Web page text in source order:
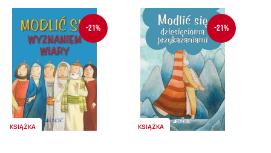
-21%
KSIĄŻKA
-21%
KSIĄŻKA